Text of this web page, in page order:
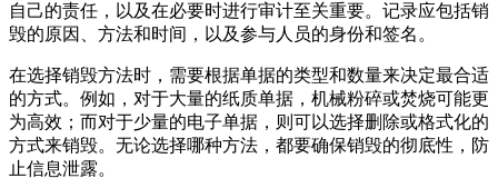
自己的责任，以及在必要时进行审计至关重要。记录应包括销
毁的原因、方法和时间，以及参与人员的身份和签名。
在选择销毁方法时，需要根据单据的类型和数量来决定最合适
的方式。例如，对于大量的纸质单据，机械粉碎或焚烧可能更
为高效；而对于少量的电子单据，则可以选择删除或格式化的
方式来销毁。无论选择哪种方法，都要确保销毁的彻底性，防
止信息泄露。